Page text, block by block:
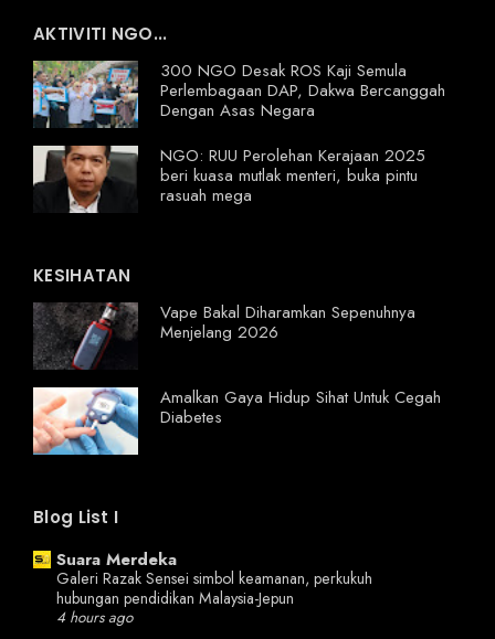
AKTIVITI NGO...
300 NGO Desak ROS Kaji Semula
Perlembagaan DAP, Dakwa Bercanggah
Dengan Asas Negara
NGO: RUU Perolehan Kerajaan 2025
beri kuasa mutlak menteri, buka pintu
rasuah mega
KESIHATAN
Vape Bakal Diharamkan Sepenuhnya
Menjelang 2026
Amalkan Gaya Hidup Sihat Untuk Cegah
Diabetes
Blog List I
Suara Merdeka
Galeri Razak Sensei simbol keamanan, perkukuh
hubungan pendidikan Malaysia-Jepun
4 hours ago